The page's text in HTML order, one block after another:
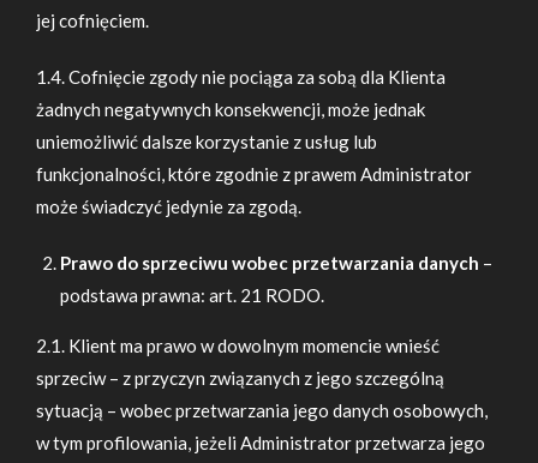
jej cofnięciem.
1.4. Cofnięcie zgody nie pociąga za sobą dla Klienta
żadnych negatywnych konsekwencji, może jednak
uniemożliwić dalsze korzystanie z usług lub
funkcjonalności, które zgodnie z prawem Administrator
może świadczyć jedynie za zgodą.
Prawo do sprzeciwu wobec przetwarzania danych –
podstawa prawna: art. 21 RODO.
2.1. Klient ma prawo w dowolnym momencie wnieść
sprzeciw – z przyczyn związanych z jego szczególną
sytuacją – wobec przetwarzania jego danych osobowych,
w tym profilowania, jeżeli Administrator przetwarza jego